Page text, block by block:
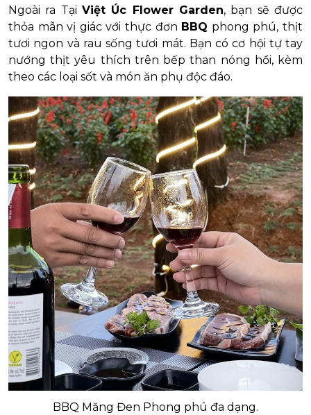
Ngoài ra Tại Việt Úc Flower Garden, bạn sẽ được
thỏa mãn vị giác với thực đơn BBQ phong phú, thịt
tươi ngon và rau sống tươi mát. Bạn có cơ hội tự tay
nướng thịt yêu thích trên bếp than nóng hổi, kèm
theo các loại sốt và món ăn phụ độc đáo.
BBQ Măng Đen Phong phú đa dạng.